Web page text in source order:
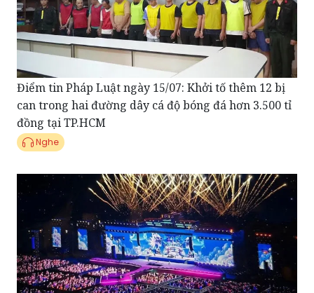
Điểm tin Pháp Luật ngày 15/07: Khởi tố thêm 12 bị
can trong hai đường dây cá độ bóng đá hơn 3.500 tỉ
đồng tại TP.HCM
Nghe